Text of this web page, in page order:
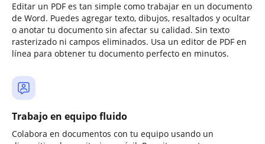
Editar un PDF es tan simple como trabajar en un documento
de Word. Puedes agregar texto, dibujos, resaltados y ocultar
o anotar tu documento sin afectar su calidad. Sin texto
rasterizado ni campos eliminados. Usa un editor de PDF en
línea para obtener tu documento perfecto en minutos.
Trabajo en equipo fluido
Colabora en documentos con tu equipo usando un